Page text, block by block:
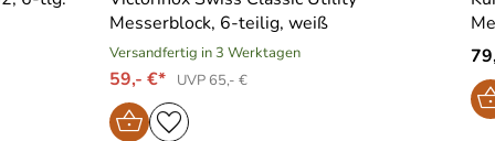
Messerblock, 6-teilig, weiß
Versandfertig in 3 Werktagen
59,- €* UVP 65,- €